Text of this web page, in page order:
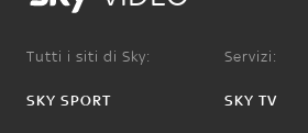
Tutti i siti di Sky:
SKY SPORT
Servizi:
SKY TV